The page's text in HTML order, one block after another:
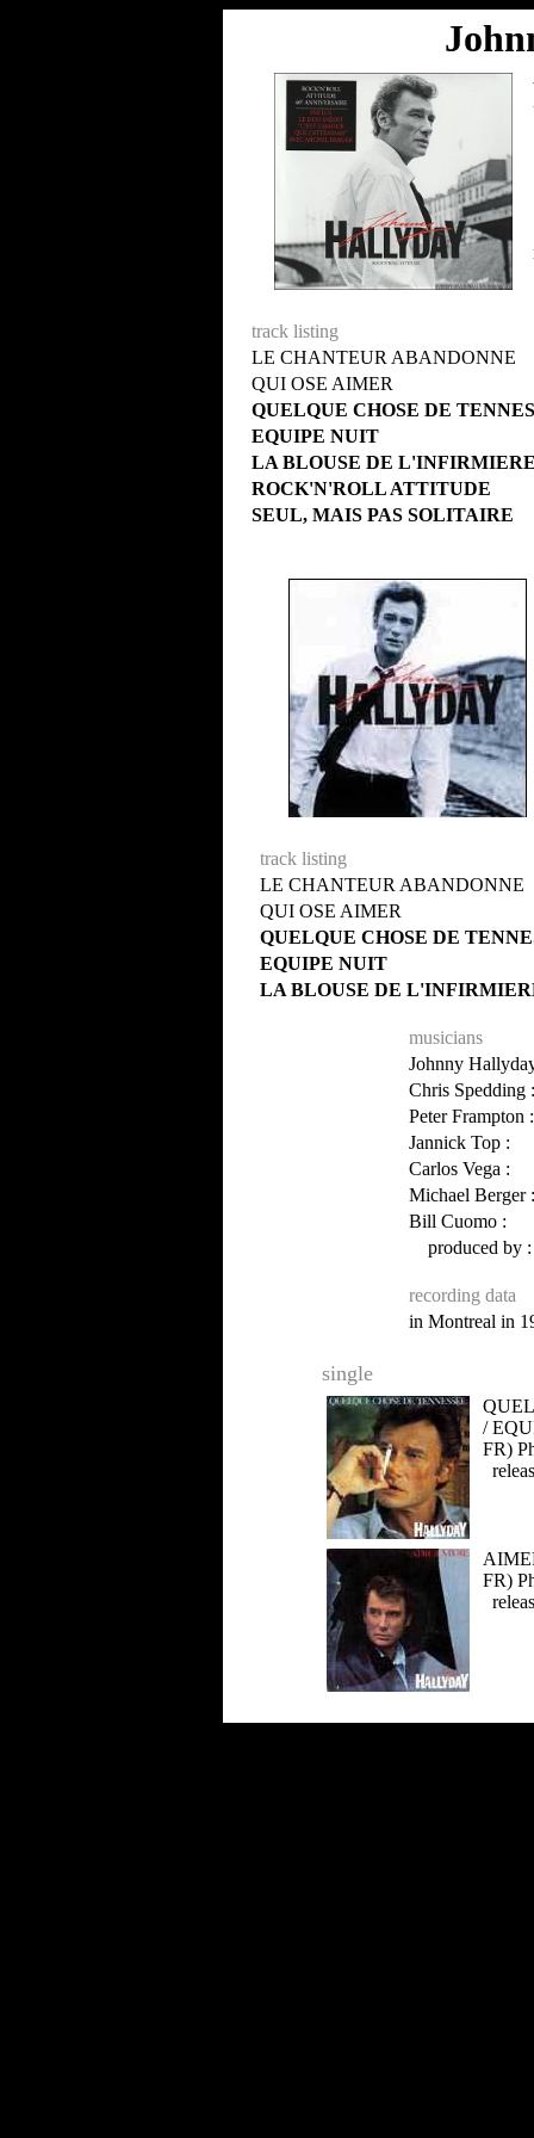
track listing
LE CHANTEUR ABANDONNE
QUI OSE AIMER
QUELQUE CHOSE DE
EQUIPE NUIT
LA BLOUSE DE
ROCK'N'ROLL ATTITUDE
SEUL, MAIS PAS SOLITAIRE
track listing
LE CHANTEUR ABANDONNE
QUI OSE AIMER
QUELQUE CHOSE DE
EQUIPE NUIT
LA BLOUSE DE
musicians
Johnny
Chris Spedding :
Peter Frampton :
Jannick Top :
Carlos Vega :
Michael Berger :
Bill Cuomo :
produced by :
recording data
in Montreal in
single
/
FR)
FR)